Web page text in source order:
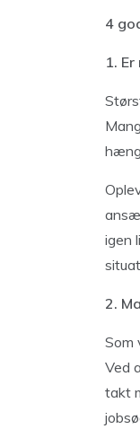
4
1.
igen
2.
Som
Ved
takt